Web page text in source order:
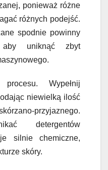
ponieważ różne
różnych podejść.
spodnie powinny
uniknąć zbyt
Wypełnij
niewielką ilość
przyjaznego.
detergentów
silnie chemiczne,
skóry.